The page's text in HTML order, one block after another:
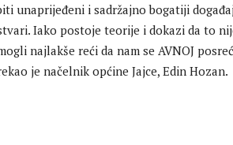
unaprijeđeni i sadržajno bogatiji
Iako postoje teorije i dokazi da to
najlakše reći da nam se AVNOJ
je načelnik općine Jajce, Edin Hozan.